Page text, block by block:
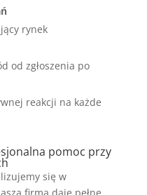
rynek
od zgłoszenia po
reakcji na każde
pomoc przy
się w